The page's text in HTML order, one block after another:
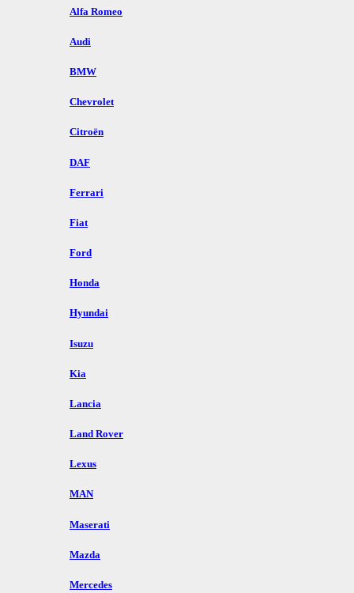
Alfa Romeo
Audi
BMW
Chevrolet
Citroën
DAF
Ferrari
Fiat
Ford
Honda
Hyundai
Isuzu
Kia
Lancia
Land Rover
Lexus
MAN
Maserati
Mazda
Mercedes